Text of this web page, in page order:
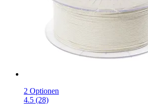
2 Optionen
4.5 (28)